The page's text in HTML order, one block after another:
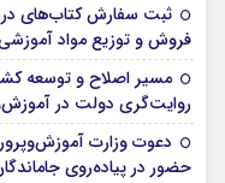
ثبت سفارش کتاب‌های
فروش و توزیع مواد
مسیر اصلاح و توسعه
روایت‌‌گری دولت در
دعوت وزارت
حضور در پیاده‌روی